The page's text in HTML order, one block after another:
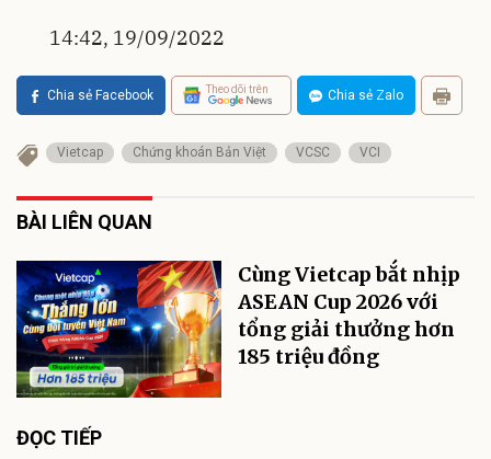
14:42, 19/09/2022
Chia sẻ Facebook Theo dõi trên Chia sẻ Zalo
Vietcap Chứng khoán Bản Việt VCSC VCI
BÀI LIÊN QUAN
Cùng Vietcap bắt nhịp
ASEAN Cup 2026 với
tổng giải thưởng hơn
185 triệu đồng
ĐỌC TIẾP